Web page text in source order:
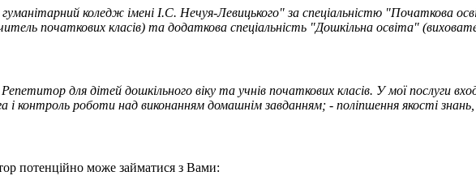
коледж імені І.С. Нечуя-Левицького" за спеціальністю "Початкова
початкових класів) та додаткова спеціальність "Дошкільна освіта"
для дітей дошкільного віку та учнів початкових класів. У мої послуги
контроль роботи над виконанням домашнім завданням; - поліпшення якості
потенційно може займатися з Вами: